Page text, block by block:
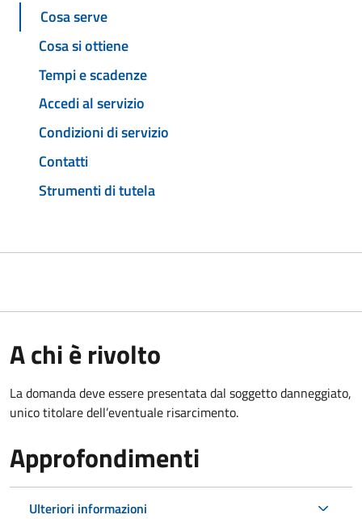
Cosa serve
Cosa si ottiene
Tempi e scadenze
Accedi al servizio
Condizioni di servizio
Contatti
Strumenti di tutela
A chi è rivolto
La domanda deve essere presentata dal soggetto danneggiato,
unico titolare dell’eventuale risarcimento.
Approfondimenti
Ulteriori informazioni